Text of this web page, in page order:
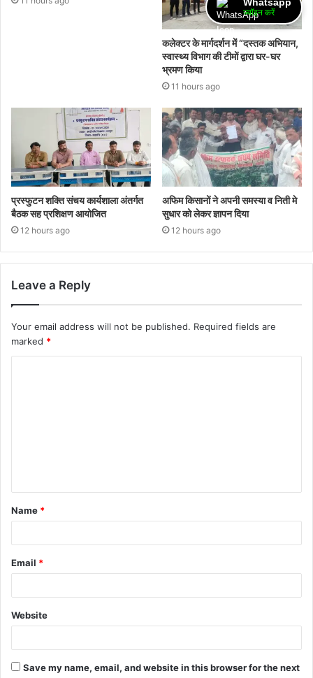
कलेक्टर के मार्गदर्शन में “दस्तक अभियान,‌
स्वास्थ्य विभाग की टीमों द्वारा घर-घर
भ्रमण किया
11 hours ago
प्रस्फुटन शक्ति संचय कार्यशाला अंतर्गत
बैठक सह प्रशिक्षण आयोजित
12 hours ago
अफिम किसानों ने अपनी समस्या व निती मे
सुधार को लेकर ज्ञापन दिया
12 hours ago
Leave a Reply
Your email address will not be published. Required fields are
marked *
Name *
Email *
Website
Save my name, email, and website in this browser for the next
ज्वॉइन करें